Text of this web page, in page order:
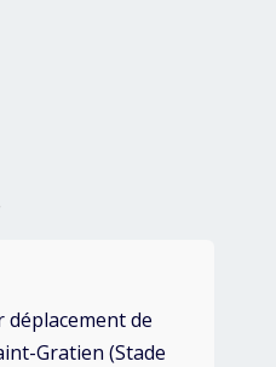
déplacement de
Gratien (Stade